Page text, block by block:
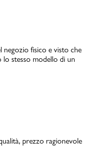
negozio fisico e visto che
stesso modello di un
prezzo ragionevole